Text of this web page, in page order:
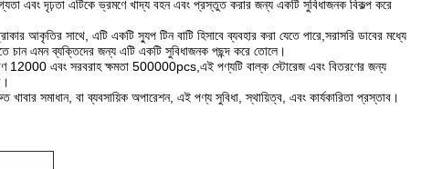
এবং দৃঢ়তা এটিকে ভ্রমণে খাদ্য বহন এবং প্রস্তুত করার জন্য একটি সুবিধাজনক বিকল্প করে
আকৃতির সাথে, এটি একটি স্যুপ টিন বাটি হিসাবে ব্যবহার করা যেতে পারে,সরাসরি ডাবের মধ্যে
চান এমন ব্যক্তিদের জন্য এটি একটি সুবিধাজনক পছন্দ করে তোলে।
12000 এবং সরবরাহ ক্ষমতা 500000pcs,এই পণ্যটি বাল্ক স্টোরেজ এবং বিতরণের জন্য
সমাধান, বা ব্যবসায়িক অপারেশন, এই পণ্য সুবিধা, স্থায়িত্ব, এবং কার্যকারিতা প্রস্তাব।